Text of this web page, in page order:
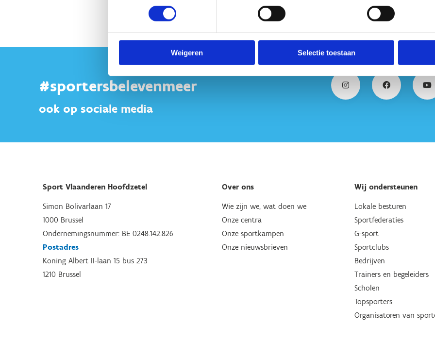
Weigeren Selectie toestaan
Ontdek onze spelregels voor een top sportkamp
#sportersbelevenmeer
ook op sociale media
Sport Vlaanderen Hoofdzetel
Simon Bolivarlaan 17
1000 Brussel
Ondernemingsnummer: BE 0248.142.826
Postadres
Koning Albert II-laan 15 bus 273
1210 Brussel
Over ons
Wie zijn we, wat doen we
Onze centra
Onze sportkampen
Onze nieuwsbrieven
Wij ondersteunen
Lokale besturen
Sportfederaties
G-sport
Sportclubs
Bedrijven
Trainers en begeleiders
Scholen
Topsporters
Organisatoren van